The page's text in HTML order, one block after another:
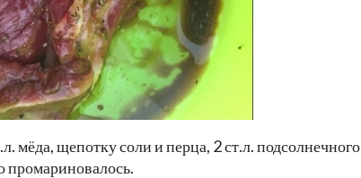
мёда, щепотку соли и перца, 2 ст.л. подсолнечного
промариновалось.